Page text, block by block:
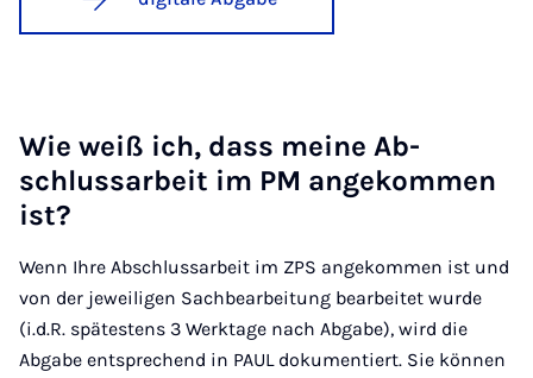
Wie weiß ich, dass mei­ne Ab­
schluss­a­r­beit im PM an­ge­kom­men
ist?
Wenn Ihre Abschlussarbeit im ZPS angekommen ist und
von der jeweiligen Sachbearbeitung bearbeitet wurde
(i.d.R. spätestens 3 Werktage nach Abgabe), wird die
Abgabe entsprechend in PAUL dokumentiert. Sie können